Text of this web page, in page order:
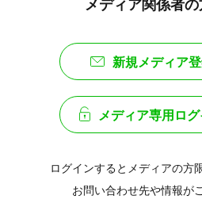
メディア関係者
新規メディア
メディア専用ロ
ログインするとメディアの方
お問い合わせ先や情報が